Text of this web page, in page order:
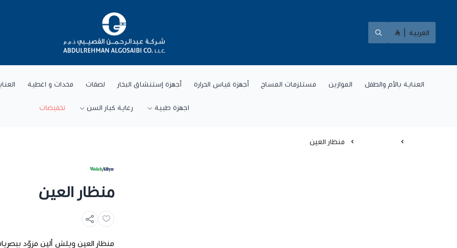
العربية
شركة عبد الرحمن القصيبي للتجارة
العناية بالأم والطفل الموازين مستلزمات المساج أجهزة قياس الحرارة أجهزة إستنشاق البخار لصقات مخدات و اغطية
اجهزة طبية رعاية كبار السن تخفيضات
منظار العين
منظار العين
منظار العين ويلش ألين مزوّد